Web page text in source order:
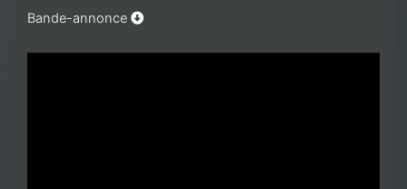
Bande-annonce